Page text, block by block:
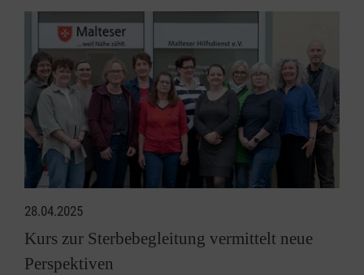
28.04.2025
Kurs zur Sterbebegleitung vermittelt neue
Perspektiven